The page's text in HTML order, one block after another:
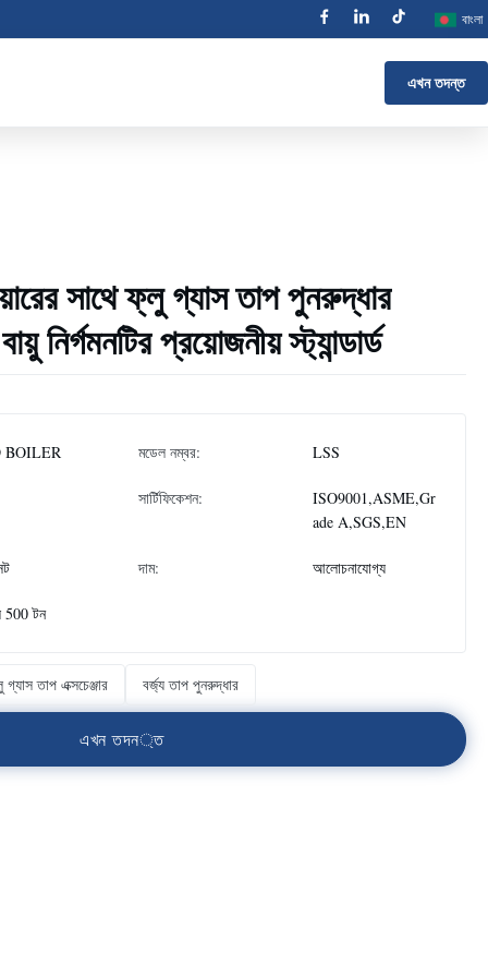
বাংলা
এখন তদন্ত
সাথে ফ্লু গ্যাস তাপ পুনরুদ্ধার
নির্গমনটির প্রয়োজনীয় স্ট্যান্ডার্ড
BOILER মডেল নম্বর: LSS
সার্টিফিকেশন:
ISO9001,ASME,Gr
ade A,SGS,EN
দাম: আলোচনাযোগ্য
500 টন
তাপ এক্সচেঞ্জার বর্জ্য তাপ পুনরুদ্ধার
এখন তদন্ত